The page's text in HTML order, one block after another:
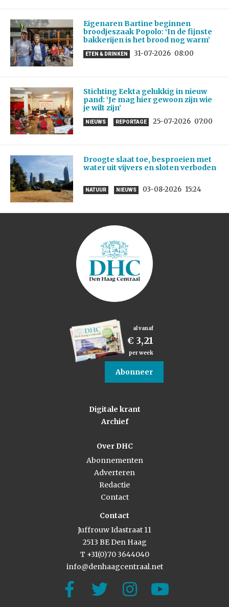
Eigenaren Bartine beginnen
broodjeszaak Popolo: ‘In de fijnste
bakkerijen is het brood nog warm’
ETEN & DRINKEN 31-07-2026 08:00
Stichting Eekta gelukkig in nieuw
pand: ‘Je mag hier gewoon zijn wie
je wilt zijn’
NIEUWS REPORTAGE 25-07-2026 07:00
Droogte slaat toe, besproeien met
water uit vijvers en sloten verboden
NATUUR NIEUWS 03-08-2026 15:24
al vanaf
€ 3,21
per week
Abonneer
Digitale krant
Archief
Over DHC
Abonnementen
Adverteren
Redactie
Contact
Contact
Juffrouw Idastraat 11
2513 BE Den Haag
T +31(0)70 3644040
info@denhaagcentraal.net